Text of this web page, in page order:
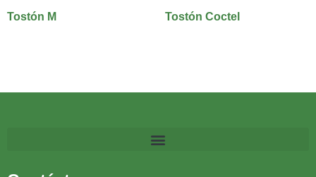
Tostón M Tostón Coctel